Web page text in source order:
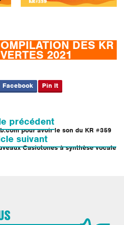
DES KR
2021
Facebook Pin It
précédent
pour avoir le son du KR #359
suivant
Casiotones à synthèse vocale